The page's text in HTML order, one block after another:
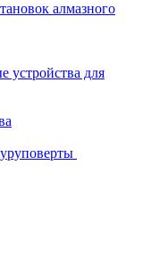
алмазного
устройства для